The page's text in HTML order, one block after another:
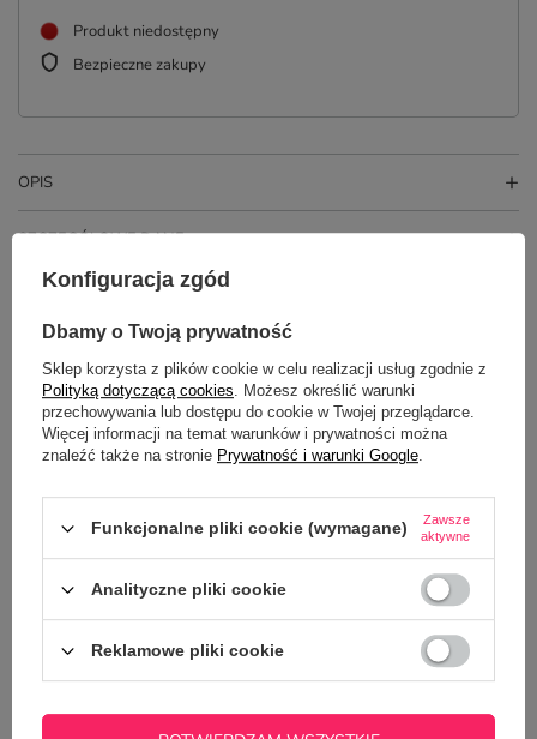
Produkt niedostępny
Bezpieczne zakupy
OPIS
SZCZEGÓŁOWE DANE
Potrzebujesz pomocy? Masz pytania?
Zadaj pytanie a my odpowiemy
niezwłocznie, najciekawsze pytania i
odpowiedzi publikując dla innych.
ZADAJ PYTANIE
Z NASZEGO BLOGA
Jak świętować Światowy Dzień Wellbeingu w
firmie? Pomysły na prezenty dla pracowników
Konfiguracja zgód
Dbamy o Twoją prywatność
Sklep korzysta z plików cookie w celu realizacji usług zgodnie z
Polityką dotyczącą cookies. Możesz określić warunki
przechowywania lub dostępu do cookie w Twojej przeglądarce.
Więcej informacji na temat warunków i prywatności można
znaleźć także na stronie Prywatność i warunki Google.
Funkcjonalne pliki cookie (wymagane)
Zawsze
aktywne
Analityczne pliki cookie
Reklamowe pliki cookie